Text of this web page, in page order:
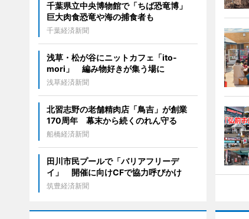
千葉県立中央博物館で「ちば恐竜博」
巨大肉食恐竜や海の捕食者も
千葉経済新聞
浅草・松が谷にニットカフェ「ito-
mori」 編み物好きが集う場に
浅草経済新聞
北習志野の老舗精肉店「鳥吉」が創業
170周年 幕末から続くのれん守る
船橋経済新聞
田川市民プールで「バリアフリーデ
イ」 開催に向けCFで協力呼びかけ
筑豊経済新聞